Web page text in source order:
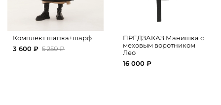
Комплект шапка+шарф
3 600 ₽ 5 250 ₽
ПРЕДЗАКАЗ Манишка с
меховым воротником
Лео
16 000 ₽